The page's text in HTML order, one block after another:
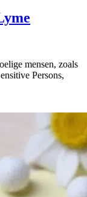
mensen, zoals
Persons,